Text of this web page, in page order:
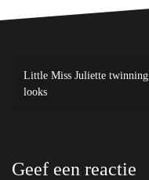
Bericht
navigatie
Little Miss Juliette twinning
looks
Geef een reactie